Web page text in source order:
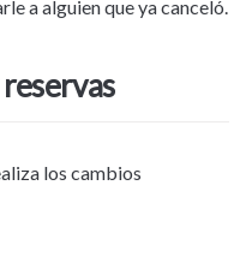
a alguien que ya canceló.
los cambios